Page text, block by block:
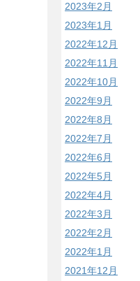
2023年2月
2023年1月
2022年12月
2022年11月
2022年10月
2022年9月
2022年8月
2022年7月
2022年6月
2022年5月
2022年4月
2022年3月
2022年2月
2022年1月
2021年12月